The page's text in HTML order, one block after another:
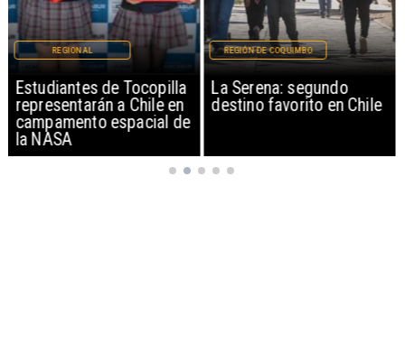
Estudiantes de Tocopilla
representarán a Chile en
campamento espacial de
la NASA
REGIONAL
La Serena: segundo
destino favorito en Chile
REGIÓN DE COQUIMBO